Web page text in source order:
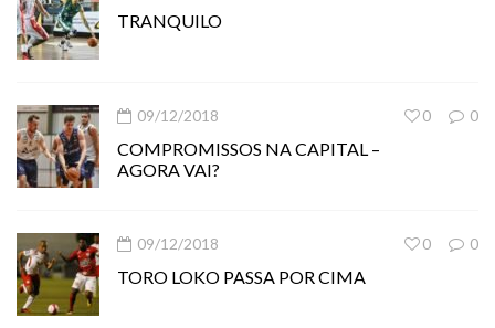
TRANQUILO
09/12/2018 0
0
COMPROMISSOS NA CAPITAL –
AGORA VAI?
09/12/2018 0
0
TORO LOKO PASSA POR CIMA